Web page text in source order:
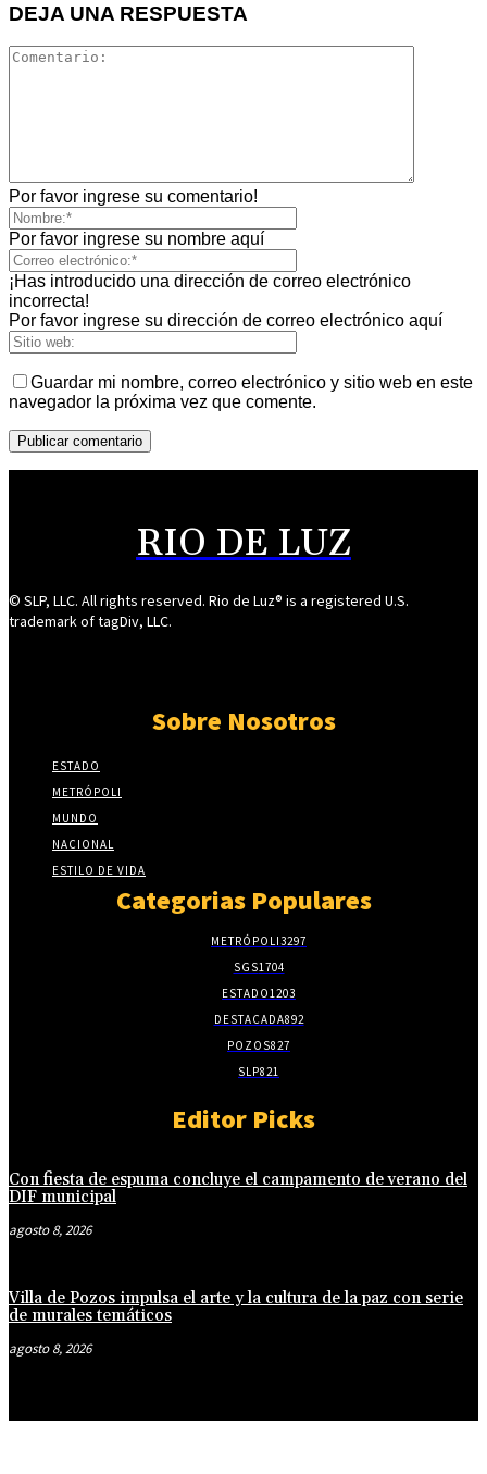
DEJA UNA RESPUESTA
Por favor ingrese su comentario!
Por favor ingrese su nombre aquí
¡Has introducido una dirección de correo electrónico
incorrecta!
Por favor ingrese su dirección de correo electrónico aquí
Guardar mi nombre, correo electrónico y sitio web en este
navegador la próxima vez que comente.
RIO DE LUZ
© SLP, LLC. All rights reserved. Rio de Luz® is a registered U.S.
trademark of tagDiv, LLC.
Sobre Nosotros
ESTADO
METRÓPOLI
MUNDO
NACIONAL
ESTILO DE VIDA
Categorias Populares
METRÓPOLI3297
SGS1704
ESTADO1203
DESTACADA892
POZOS827
SLP821
Editor Picks
Con fiesta de espuma concluye el campamento de verano del
DIF municipal
agosto 8, 2026
Villa de Pozos impulsa el arte y la cultura de la paz con serie
de murales temáticos
agosto 8, 2026